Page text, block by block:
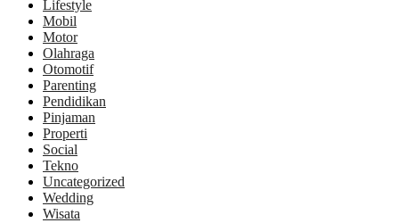
Lifestyle
Mobil
Motor
Olahraga
Otomotif
Parenting
Pendidikan
Pinjaman
Properti
Social
Tekno
Uncategorized
Wedding
Wisata